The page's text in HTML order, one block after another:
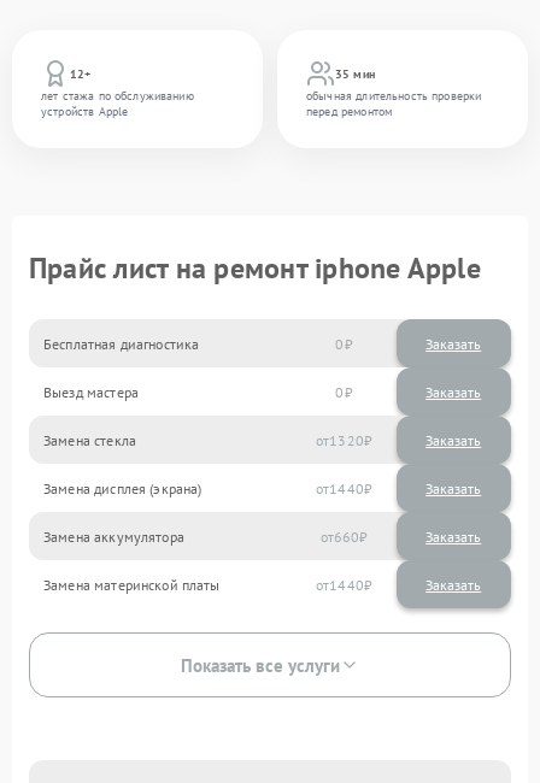
12+
лет стажа по обслуживанию
устройств Apple
35 мин
обычная длительность проверки
перед ремонтом
Прайс лист на ремонт iphone Apple
Бесплатная диагностика 0 Заказать
Выезд мастера 0 Заказать
Замена стекла 1320
Замена дисплея (экрана) 1440
Замена аккумулятора 660
Замена материнской платы 1440
Показать все услуги